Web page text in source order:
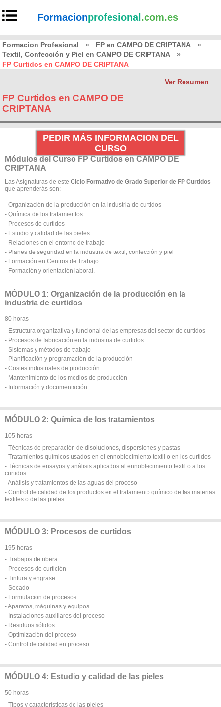
Formacionprofesional .com.es
Formacion Profesional » FP en CAMPO DE CRIPTANA
»
Textil, Confección y Piel en CAMPO DE CRIPTANA
»
FP Curtidos en CAMPO DE CRIPTANA
Ver Resumen
FP Curtidos en CAMPO DE
CRIPTANA
PEDIR MÁS INFORMACION DEL
CURSO
Módulos del Curso FP Curtidos en CAMPO DE
CRIPTANA
Las Asignaturas de este Ciclo Formativo de Grado Superior de FP Curtidos
que aprenderás son:
- Organización de la producción en la industria de curtidos
- Química de los tratamientos
- Procesos de curtidos
- Estudio y calidad de las pieles
- Relaciones en el entorno de trabajo
- Planes de seguridad en la industria de textil, confección y piel
- Formación en Centros de Trabajo
- Formación y orientación laboral.
MÓDULO 1: Organización de la producción en la
industria de curtidos
80 horas
- Estructura organizativa y funcional de las empresas del sector de curtidos
- Procesos de fabricación en la industria de curtidos
- Sistemas y métodos de trabajo
- Planificación y programación de la producción
- Costes industriales de producción
- Mantenimiento de los medios de producción
- Información y documentación
MÓDULO 2: Química de los tratamientos
105 horas
- Técnicas de preparación de disoluciones, dispersiones y pastas
- Tratamientos químicos usados en el ennoblecimiento textil o en los curtidos
- Técnicas de ensayos y análisis aplicados al ennoblecimiento textil o a los
curtidos
- Análisis y tratamientos de las aguas del proceso
- Control de calidad de los productos en el tratamiento químico de las materias
textiles o de las pieles
MÓDULO 3: Procesos de curtidos
195 horas
- Trabajos de ribera
- Procesos de curtición
- Tintura y engrase
- Secado
- Formulación de procesos
- Aparatos, máquinas y equipos
- Instalaciones auxiliares del proceso
- Residuos sólidos
- Optimización del proceso
- Control de calidad en proceso
MÓDULO 4: Estudio y calidad de las pieles
50 horas
- Tipos y características de las pieles